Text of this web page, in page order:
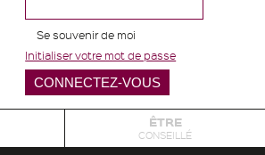
Se souvenir de moi
Initialiser votre mot de passe
ÊTRE
CONSEILLÉ